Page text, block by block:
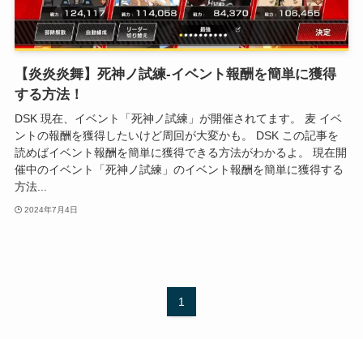
【炎炎炎舞】死神ノ試練-イベント報酬を簡単に獲得
する方法！
DSK 現在、イベント「死神ノ試練」が開催されてます。 麦 イベ
ントの報酬を獲得したいけど周回が大変かも。 DSK この記事を
読めばイベント報酬を簡単に獲得できる方法がわかるよ。 現在開
催中のイベント「死神ノ試練」のイベント報酬を簡単に獲得する
方法...
2024年7月4日
1